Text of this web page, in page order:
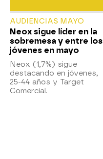
AUDIENCIAS MAYO
Neox sigue líder en la
sobremesa y entre los
jóvenes en mayo
Neox (1,7%) sigue
destacando en jóvenes,
25-44 años y Target
Comercial.